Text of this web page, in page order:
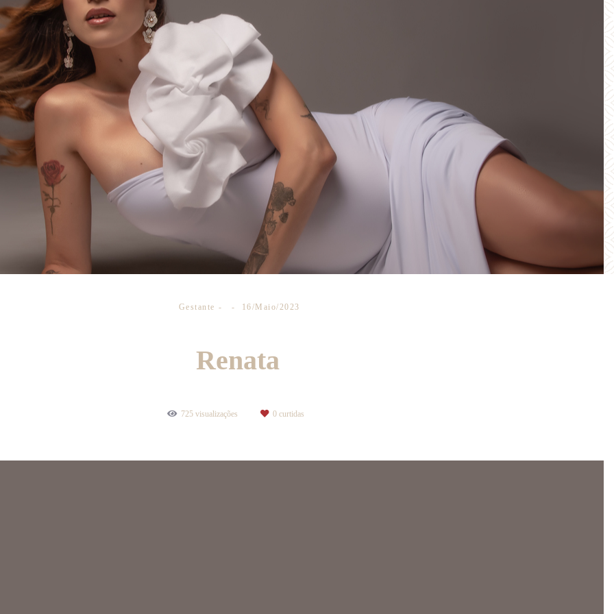
Gestante 16/Maio/2023
Renata
725 visualizações 0 curtidas